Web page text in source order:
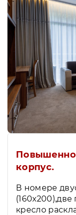
корпус.
В номере
кресло